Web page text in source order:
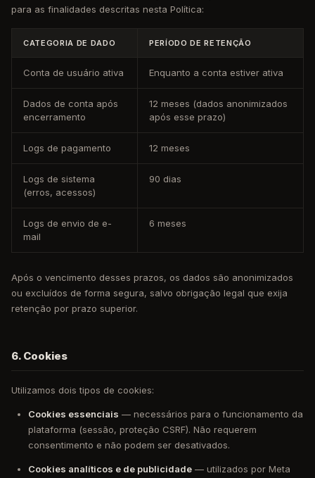
para as finalidades descritas nesta Política:
CATEGORIA DE DADO PERÍODO DE RETENÇÃO
Conta de usuário ativa Enquanto a conta estiver ativa
Dados de conta após
encerramento
12 meses (dados anonimizados
após esse prazo)
Logs de pagamento 12 meses
Logs de sistema
(erros, acessos)
90 dias
Logs de envio de e-
mail
6 meses
Após o vencimento desses prazos, os dados são anonimizados
ou excluídos de forma segura, salvo obrigação legal que exija
retenção por prazo superior.
6. Cookies
Utilizamos dois tipos de cookies:
Cookies essenciais — necessários para o funcionamento da
plataforma (sessão, proteção CSRF). Não requerem
consentimento e não podem ser desativados.
Cookies analíticos e de publicidade — utilizados por Meta